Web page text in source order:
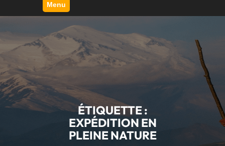
Menu
ÉTIQUETTE :
EXPÉDITION EN
PLEINE NATURE